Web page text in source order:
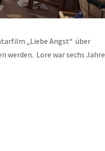
„Liebe Angst“ über
werden. Lore war sechs Jahre